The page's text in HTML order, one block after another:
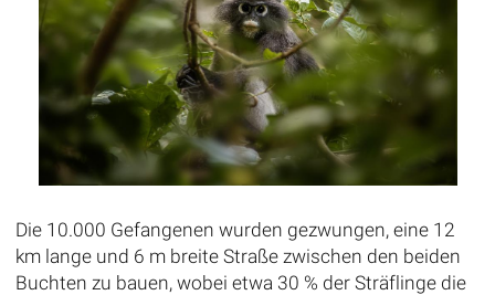
Die 10.000 Gefangenen wurden gezwungen, eine 12
km lange und 6 m breite Straße zwischen den beiden
Buchten zu bauen, wobei etwa 30 % der Sträflinge die